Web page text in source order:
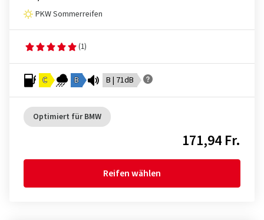
PKW Sommerreifen
(1)
C B B | 71dB
Optimiert für BMW
171,94 Fr.
Reifen wählen